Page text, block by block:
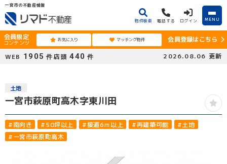
一宮市の不動産情報
物件検索 電話する ログイン MENU
会員限定
コンテンツ お気に入り マッチング物件
会員登録はこちら
WEB 1905 件 店頭 440 件 2026.08.06 更新
土地
一宮市萩原町高木字東川田
#南向き #50坪以上 #接道6ｍ以上 #再建築可能
#土地
#一宮市萩原町高木